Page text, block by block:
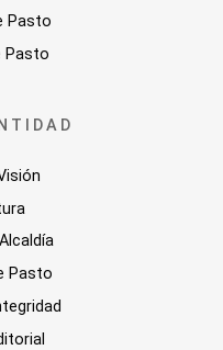
Pasto
Pasto
Pasto